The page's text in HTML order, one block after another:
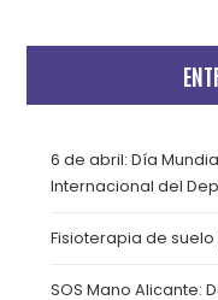
6 de abril: Día
Internacional del
Fisioterapia de
SOS Mano Alicante: